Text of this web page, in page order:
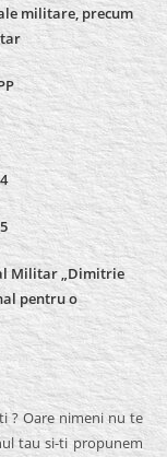
militare, precum
Militar „Dimitrie
pentru o
? Oare nimeni nu te
tau si-ti propunem